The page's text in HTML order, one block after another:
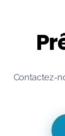
Contactez-